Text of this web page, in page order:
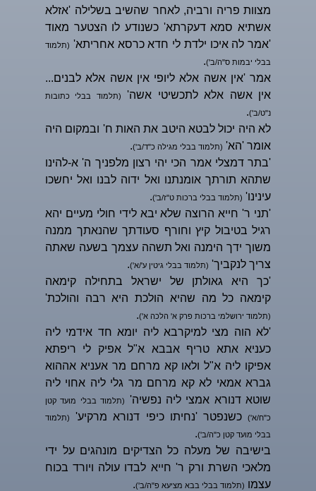
מצוות פריה ורביה, לאחר שהשיב בשלילה 'אזלא
אשתיא סמא דעקרתא' כשנודע לו הצטער מאוד
'אמר לה איכו ילדת לי חדא כרסא אחריתא' (תלמוד
בבלי יבמות ס"ה/ב').
אמר 'אין אשה אלא ליופי אין אשה אלא לבנים...
אין אשה אלא לתכשיטי אשה'
(תלמוד בבלי כתובות
נ"ט/ב').
לא היה יכול לבטא היטב את האות ח' ובמקום היה
אומר 'הא' (תלמוד בבלי מגילה כ"ד/ב').
'בתר דמצלי אמר הכי יהי רצון מלפניך ה' א-להינו
שתהא תורתך אומנתנו ואל ידוה לבנו ואל יחשכו
עינינו' (תלמוד בבלי ברכות ט"ז/ב').
'תני ר' חייא הרוצה שלא יבא לידי חולי מעיים יהא
רגיל בטיבול קיץ וחורף סעודתך שהנאתך ממנה
משוך ידך הימנה ואל תשהה עצמך בשעה שאתה
צריך לנקביך' (תלמוד בבלי גיטין ע'/א').
'כך היא גאולתן של ישראל בתחילה קימאה
קימאה כל מה שהיא הולכת היא רבה והולכת'
(תלמוד ירושלמי ברכות פרק א' הלכה א').
'לא הוה מצי למיקרבא ליה יומא חד אידמי ליה
כעניא אתא טריף אבבא א"ל אפיק לי ריפתא
אפיקו ליה א"ל ולאו קא מרחם מר אעניא אההוא
גברא אמאי לא קא מרחם מר גלי ליה אחוי ליה
שוטא דנורא אמצי ליה נפשיה'
(תלמוד בבלי מועד קטן
כ"ח/א')
כשנפטר 'נחיתו כיפי דנורא מרקיע'
(תלמוד
בבלי מועד קטן כ"ה/ב').
בישיבה של מעלה כל הצדיקים מונהגים על ידי
מלאכי השרת ורק ר' חייא לבדו עולה ויורד בכוח
עצמו (תלמוד בבלי בבא מציעא פ"ה/ב').